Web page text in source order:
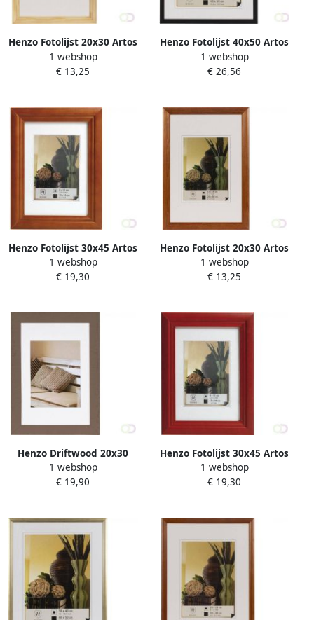
Henzo Fotolijst 20x30 Artos
beige
1 webshop
€ 13,25
Henzo Fotolijst 40x50 Artos
zwart
1 webshop
€ 26,56
Henzo Fotolijst 30x45 Artos
dbruin
1 webshop
€ 19,30
Henzo Fotolijst 20x30 Artos
dbruin
1 webshop
€ 13,25
Henzo Driftwood 20x30
Frame mbruin
1 webshop
€ 19,90
Henzo Fotolijst 30x45 Artos
rood
1 webshop
€ 19,30